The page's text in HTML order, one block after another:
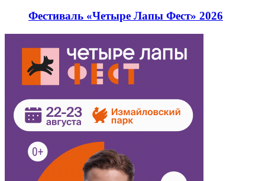
Фестиваль «Четыре Лапы Фест» 2026